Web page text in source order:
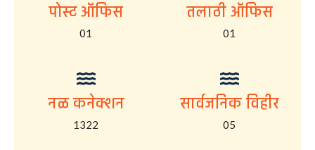
पोस्ट ऑफिस
01
तलाठी ऑफिस
01
नळ कनेक्शन
1322
सार्वजनिक विहीर
05